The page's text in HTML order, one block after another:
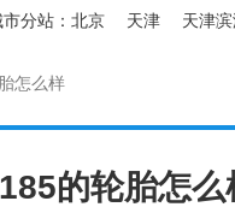
分站： 北京 天津 天津
怎么样
的轮胎怎么